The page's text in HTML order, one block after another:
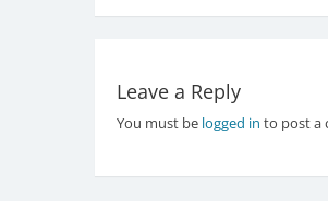
navigation
Leave a Reply
You must be logged in to post a